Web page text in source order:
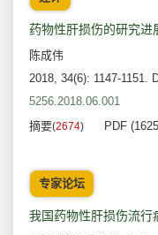
药物性肝损伤的研究进
陈成伟
2018, 34(6): 1147-1151.
5256.2018.06.001
摘要(2674) PDF
专家论坛
我国药物性肝损伤流行